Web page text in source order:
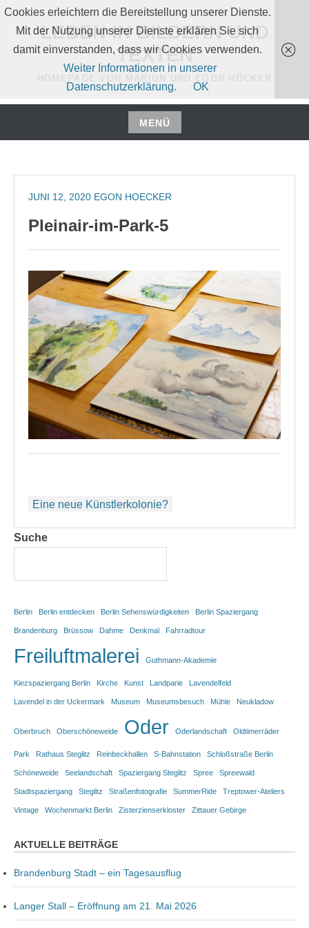
Zum
Inhalt
springen
LEBEN IN BILDERN UND
TEXTEN
MENÜ
Zum
springen
JUNI 12, 2020 EGON HOECKER
Pleinair-im-Park-5
Beitragsnavigation
Eine neue Künstlerkolonie?
Suche
Berlin Berlin entdecken Berlin Sehenswürdigkeiten Berlin Spaziergang
Brandenburg Brüssow Dahme Denkmal Fahrradtour
Freiluftmalerei Guthmann-Akademie
Kiezspaziergang Berlin Kirche Kunst Landparie Lavendelfeld
Lavendel in der Uckermark Museum Museumsbesuch Mühle Neukladow
Oberbruch Oberschöneweide Oder Oderlandschaft Oldtimerräder
Park Rathaus Steglitz Reinbeckhallen S-Bahnstation Schloßstraße Berlin
Schöneweide Seelandschaft Spaziergang Steglitz Spree Spreewald
Stadtspaziergang Steglitz Straßenfotografie SummerRide Treptower-Ateliers
Vintage Wochenmarkt Berlin Zisterzienserkloster Zittauer Gebirge
AKTUELLE BEITRÄGE
Brandenburg Stadt – ein Tagesausflug
Langer Stall – Eröffnung am 21. Mai 2026
Cookies erleichtern die Bereitstellung unserer Dienste.
Mit der Nutzung unserer Dienste erklären Sie sich
damit einverstanden, dass wir Cookies verwenden.
Weiter Informationen in unserer
Datenschutzerklärung.
OK